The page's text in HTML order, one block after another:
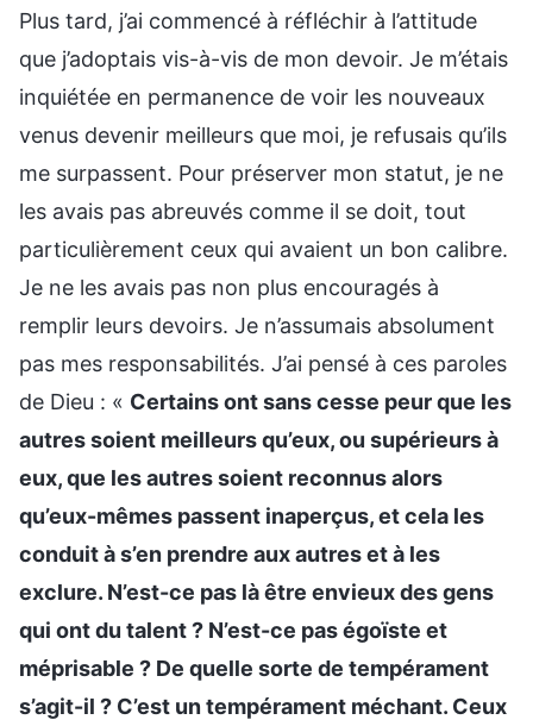
Plus tard, j’ai commencé à réfléchir à l’attitude
que j’adoptais vis-à-vis de mon devoir. Je m’étais
inquiétée en permanence de voir les nouveaux
venus devenir meilleurs que moi, je refusais qu’ils
me surpassent. Pour préserver mon statut, je ne
les avais pas abreuvés comme il se doit, tout
particulièrement ceux qui avaient un bon calibre.
Je ne les avais pas non plus encouragés à
remplir leurs devoirs. Je n’assumais absolument
pas mes responsabilités. J’ai pensé à ces paroles
de Dieu : « Certains ont sans cesse peur que les
autres soient meilleurs qu’eux, ou supérieurs à
eux, que les autres soient reconnus alors
qu’eux-mêmes passent inaperçus, et cela les
conduit à s’en prendre aux autres et à les
exclure. N’est-ce pas là être envieux des gens
qui ont du talent ? N’est-ce pas égoïste et
méprisable ? De quelle sorte de tempérament
s’agit-il ? C’est un tempérament méchant. Ceux